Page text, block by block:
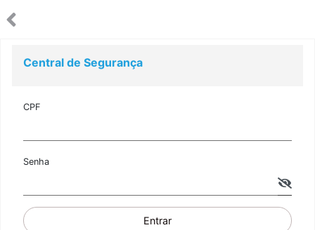
Central de Segurança
CPF
Senha
Entrar